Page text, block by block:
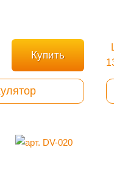
Купить